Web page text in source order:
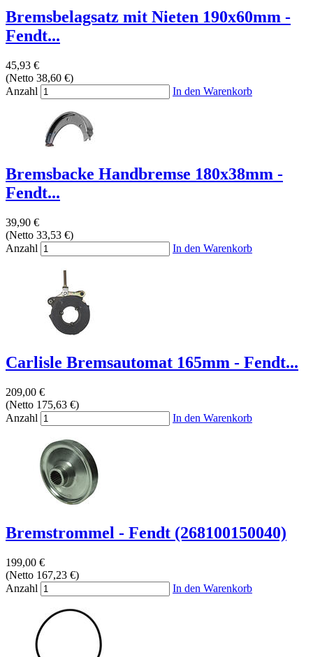
Bremsbelagsatz mit Nieten 190x60mm -
Fendt...
45,93 €
(Netto 38,60 €)
Anzahl
In den Warenkorb
Bremsbacke Handbremse 180x38mm -
Fendt...
39,90 €
(Netto 33,53 €)
Anzahl
In den Warenkorb
Carlisle Bremsautomat 165mm - Fendt...
209,00 €
(Netto 175,63 €)
Anzahl
In den Warenkorb
Bremstrommel - Fendt (268100150040)
199,00 €
(Netto 167,23 €)
Anzahl
In den Warenkorb